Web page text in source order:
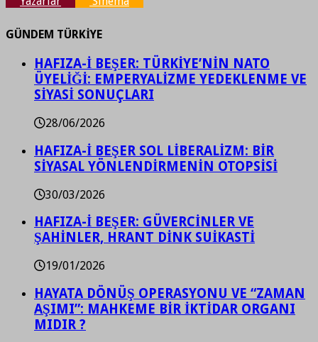
GÜNDEM TÜRKİYE
HAFIZA-İ BEŞER: TÜRKİYE’NİN NATO
ÜYELİĞİ: EMPERYALİZME YEDEKLENME VE
SİYASİ SONUÇLARI
28/06/2026
HAFIZA-İ BEŞER SOL LİBERALİZM: BİR
SİYASAL YÖNLENDİRMENİN OTOPSİSİ
30/03/2026
HAFIZA-İ BEŞER: GÜVERCİNLER VE
ŞAHİNLER, HRANT DİNK SUİKASTİ
19/01/2026
HAYATA DÖNÜŞ OPERASYONU VE “ZAMAN
AŞIMI”: MAHKEME BİR İKTİDAR ORGANI
MIDIR ?